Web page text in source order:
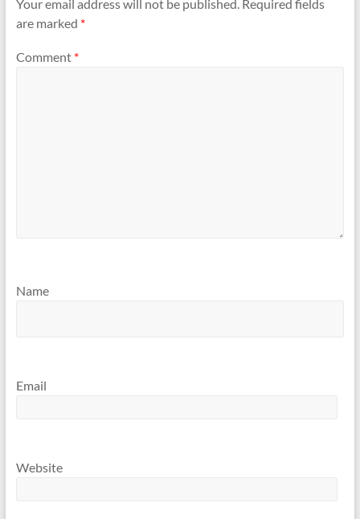
Your email address will not be published. Required fields
are marked *
Comment *
Name
Email
Website